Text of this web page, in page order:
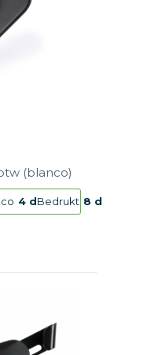
(blanco)
4 dBedrukt 8 d